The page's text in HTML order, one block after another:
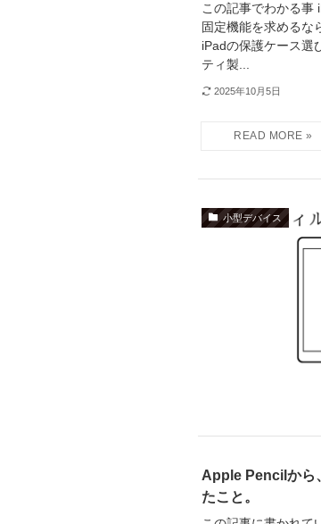
この記事でわかる事
固定機能を求めるな
iPadの保護ケース選
ティ製...
2025年10月5日
小型デバイス
Apple Pencilから
たこと。